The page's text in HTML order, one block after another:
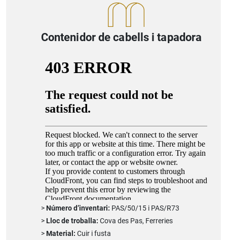
Contenidor de cabells i tapadora
Número d’inventari: PAS/50/15 i PAS/R73
Lloc de troballa: Cova des Pas, Ferreries
Material: Cuir i fusta